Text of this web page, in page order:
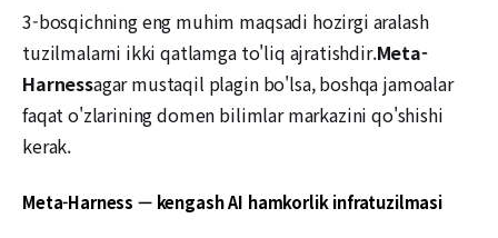
3-bosqichning eng muhim maqsadi hozirgi aralash
tuzilmalarni ikki qatlamga to'liq ajratishdir.Meta-
Harnessagar mustaqil plagin bo'lsa, boshqa jamoalar
faqat o'zlarining domen bilimlar markazini qo'shishi
kerak.
Meta-Harness — kengash AI hamkorlik infratuzilmasi